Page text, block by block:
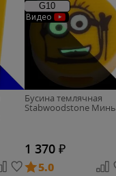
G10
Видео
Бусина темлячная
Stabwoodstone
1 370 ₽
5.0